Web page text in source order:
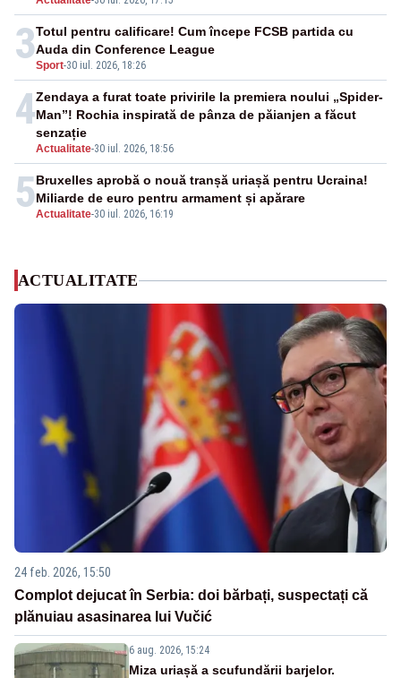
3Sport-30 iul. 2026, 18:26
Totul pentru calificare! Cum începe FCSB partida cu
Auda din Conference League
4
Actualitate-30 iul. 2026, 18:56
Zendaya a furat toate privirile la premiera noului „Spider-
Man”! Rochia inspirată de pânza de păianjen a făcut
senzație
5Actualitate-30 iul. 2026, 16:19
Bruxelles aprobă o nouă tranșă uriașă pentru Ucraina!
Miliarde de euro pentru armament și apărare
ACTUALITATE
24 feb. 2026, 15:50
Complot dejucat în Serbia: doi bărbați, suspectați că
plănuiau asasinarea lui Vučić
6 aug. 2026, 15:24
Miza uriașă a scufundării barjelor.